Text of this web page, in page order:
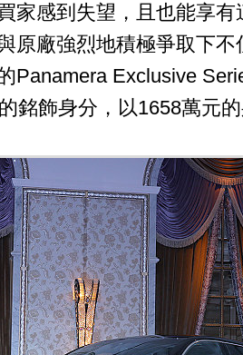
家感到失望，且也能享
原廠強烈地積極爭取下
Panamera Exclusive
銘飾身分，以1658萬元